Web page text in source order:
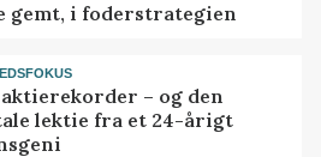
gemt, i foderstrategien
– og den
lektie fra et 24-årigt